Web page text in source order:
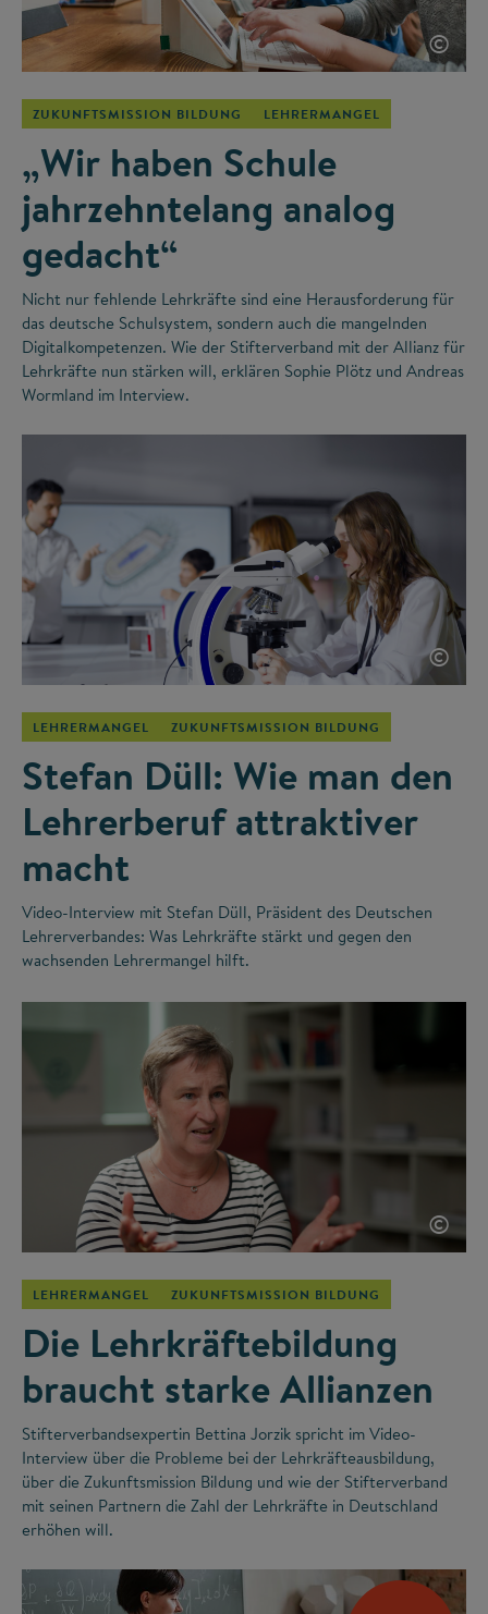
©
ZUKUNFTSMISSION BILDUNG LEHRERMANGEL
„Wir haben Schule
jahrzehntelang analog
gedacht“
Nicht nur fehlende Lehrkräfte sind eine Herausforderung für
das deutsche Schulsystem, sondern auch die mangelnden
Digitalkompetenzen. Wie der Stifterverband mit der Allianz für
Lehrkräfte nun stärken will, erklären Sophie Plötz und Andreas
Wormland im Interview.
©
LEHRERMANGEL ZUKUNFTSMISSION BILDUNG
Stefan Düll: Wie man den
Lehrerberuf attraktiver
macht
Video-Interview mit Stefan Düll, Präsident des Deutschen
Lehrerverbandes: Was Lehrkräfte stärkt und gegen den
wachsenden Lehrermangel hilft.
©
LEHRERMANGEL ZUKUNFTSMISSION BILDUNG
Die Lehrkräftebildung
braucht starke Allianzen
Stifterverbandsexpertin Bettina Jorzik spricht im Video-
Interview über die Probleme bei der Lehrkräfteausbildung,
über die Zukunftsmission Bildung und wie der Stifterverband
mit seinen Partnern die Zahl der Lehrkräfte in Deutschland
erhöhen will.